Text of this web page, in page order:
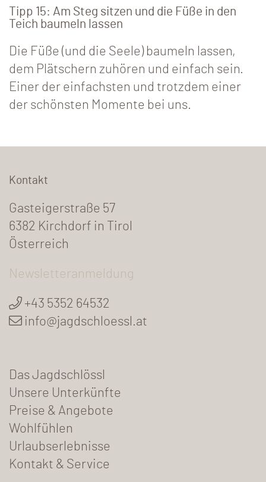
Tipp 15: Am Steg sitzen und die Füße in den
Teich baumeln lassen
Die Füße (und die Seele) baumeln lassen,
dem Plätschern zuhören und einfach sein.
Einer der einfachsten und trotzdem einer
der schönsten Momente bei uns.
Kontakt
Gasteigerstraße 57
6382 Kirchdorf in Tirol
Österreich
Newsletteranmeldung
+43 5352 64532
info@jagdschloessl.at
Das Jagdschlössl
Unsere Unterkünfte
Preise & Angebote
Wohlfühlen
Urlaubserlebnisse
Kontakt & Service